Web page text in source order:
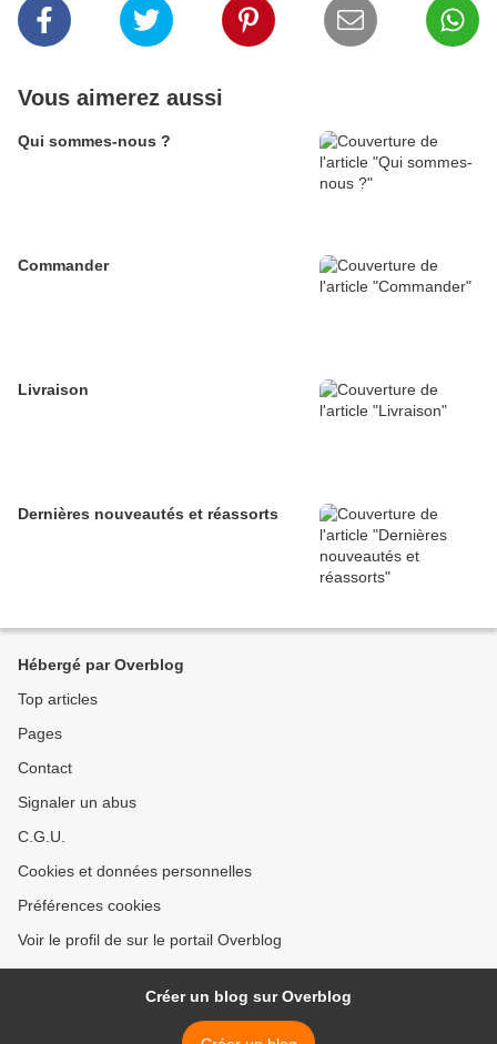
Vous aimerez aussi
Qui sommes-nous ?
Commander
Livraison
Dernières nouveautés et réassorts
Hébergé par Overblog
Top articles
Pages
Contact
Signaler un abus
C.G.U.
Cookies et données personnelles
Préférences cookies
Voir le profil de sur le portail Overblog
Créer un blog sur Overblog